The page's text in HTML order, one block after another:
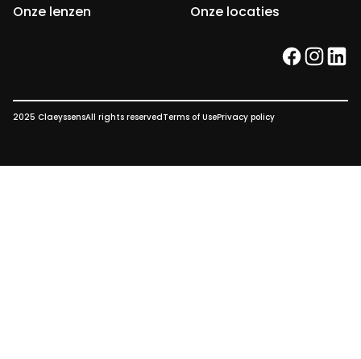
Onze lenzen
Onze locaties
facebook
2025 ClaeyssensAll rights reservedTerms of UsePrivacy policy